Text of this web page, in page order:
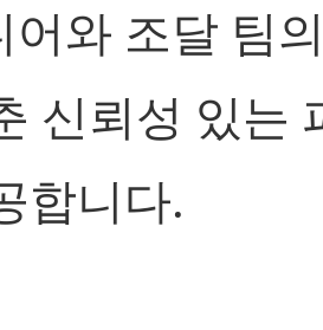
어와 조달 팀
신뢰성 있는
합니다.